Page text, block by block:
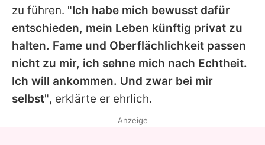
zu führen. "Ich habe mich bewusst dafür
entschieden, mein Leben künftig privat zu
halten. Fame und Oberflächlichkeit passen
nicht zu mir, ich sehne mich nach Echtheit.
Ich will ankommen. Und zwar bei mir
selbst", erklärte er ehrlich.
Anzeige